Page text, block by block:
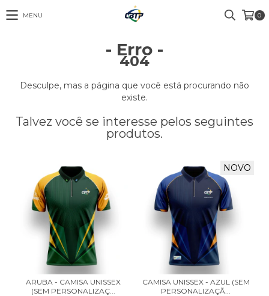
MENU 0
- Erro -
404
Desculpe, mas a página que você está procurando não
existe.
Talvez você se interesse pelos seguintes
produtos.
ARUBA - CAMISA UNISSEX
(SEM PERSONALIZAÇ...
NOVO
CAMISA UNISSEX - AZUL (SEM
PERSONALIZAÇÃ...